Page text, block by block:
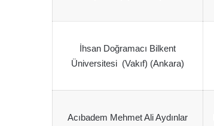
İhsan Doğramacı Bilkent
Üniversitesi (Vakıf) (Ankara)
Acıbadem Mehmet Ali Aydınlar